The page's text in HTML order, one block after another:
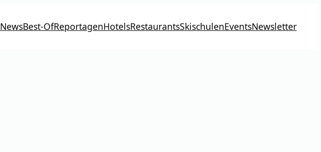
NewsBest-OfReportagenHotelsRestaurantsSkischulenEventsNewsletter